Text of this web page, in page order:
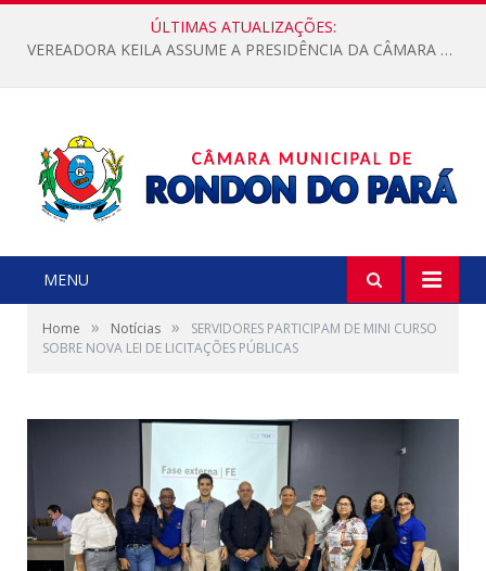
ÚLTIMAS ATUALIZAÇÕES:
VEREADORA KEILA ASSUME A PRESIDÊNCIA DA CÂMARA MUNICIPAL.
MENU
Home » Notícias »
SERVIDORES PARTICIPAM DE MINI CURSO
SOBRE NOVA LEI DE LICITAÇÕES PÚBLICAS